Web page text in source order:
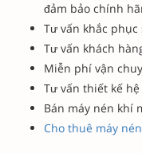
đảm bảo chính
Tư vấn khắc
Tư vấn khách
Miễn phí vận
Tư vấn thiết kế
Bán máy nén khí
Cho thuê máy